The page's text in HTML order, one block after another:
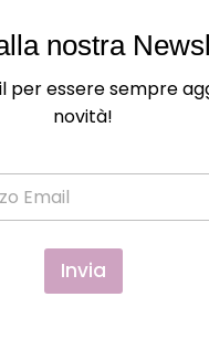
prodotto
nostra
per essere sempre
novità!
Invia